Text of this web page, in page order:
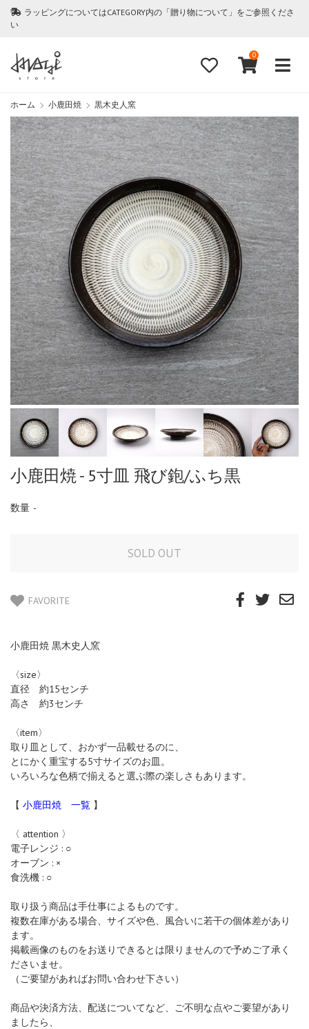
ラッピングについてはCATEGORY内の「贈り物について」をご参照くださ
い
0
ホーム 小鹿田焼 黒木史人窯
小鹿田焼 - 5寸皿 飛び鉋/ふち黒
数量 -
FAVORITE
小鹿田焼 黒木史人窯
〈size〉
直径 約15センチ
高さ 約3センチ
〈item〉
取り皿として、おかず一品載せるのに、
とにかく重宝する5寸サイズのお皿。
いろいろな色柄で揃えると選ぶ際の楽しさもあります。
【 小鹿田焼 一覧 】
〈 attention 〉
電子レンジ : ○
オーブン : ×
食洗機 : ○
取り扱う商品は手仕事によるものです。
複数在庫がある場合、サイズや色、風合いに若干の個体差があり
ます。
掲載画像のものをお送りできるとは限りませんので予めご了承く
ださいませ。
（ご要望があればお問い合わせ下さい）
商品や決済方法、配送についてなど、ご不明な点やご要望があり
ましたら、